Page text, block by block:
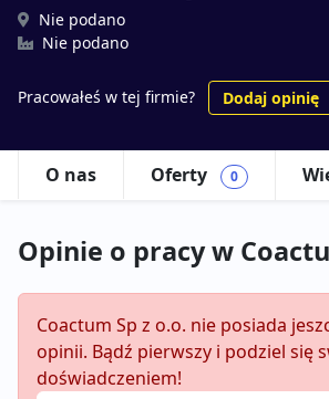
Nie podano
Nie podano
Pracowałeś w tej firmie? Dodaj opinię
O nas Oferty 0
Opinie o pracy w
Coactum Sp z o.o. nie posiada
opinii. Bądź pierwszy i podziel się
doświadczeniem!